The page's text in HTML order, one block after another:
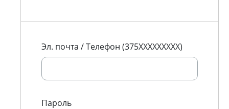
Эл. почта / Телефон (375XXXXXXXXX)
Пароль